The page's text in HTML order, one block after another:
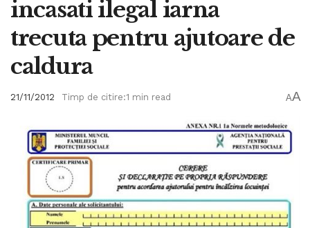
incasati ilegal iarna
trecuta pentru ajutoare de
caldura
21/11/2012 Timp de citire:1 min read AA